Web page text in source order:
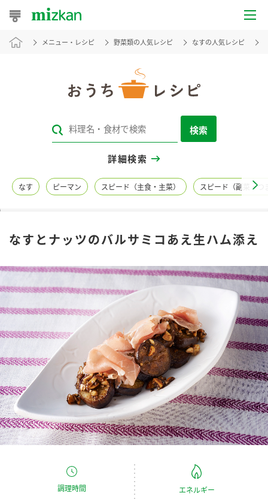
おうちレシピ
レシピカテゴリ一覧
レシピ名特集
商品情報
酢 調味酢
お酢ドリンク ぽん酢
みりん風・料理酒 鍋用調味料
新商品一覧
キャンペーン情報
ブランド・スペシャルサイト
ブランド・スペシャルサイト トップ
商品ブランドサイト
Fibee（ファイビー）
カンタン酢
お酢ドリンク
企業情報
国内事業概要
ミツカングループについて
メニュー・レシピ 野菜類の人気レシピ なすの人気レシピ
検索
詳細検索
なす ピーマン スピード（主食・主菜） スピード（副菜・つ
なすとナッツのバルサミコあえ生ハム添え
調理時間 エネルギー